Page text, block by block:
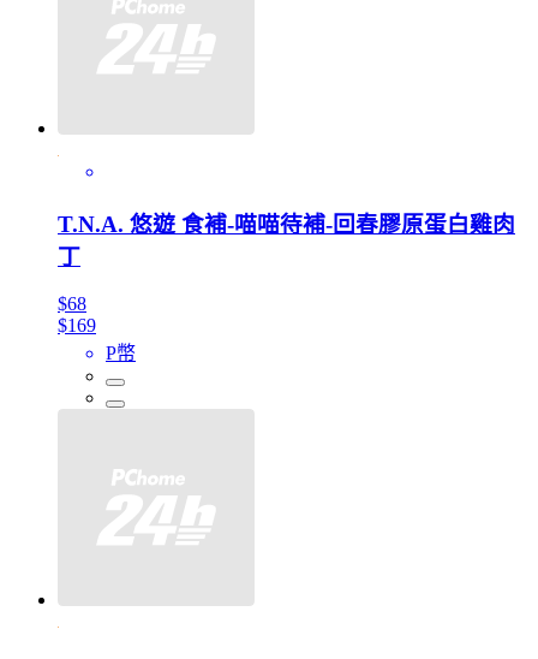
T.N.A. 悠遊 食補-喵喵待補-回春膠原蛋白雞肉
丁
$68
$169
P幣